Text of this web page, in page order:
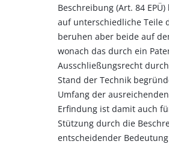
Beschreibung (Art. 84
auf unterschiedliche Teile
beruhen aber beide auf
wonach das durch ein
Ausschließungsrecht
Stand der Technik
Umfang der
Erfindung ist damit auch
Stützung durch die
entscheidender